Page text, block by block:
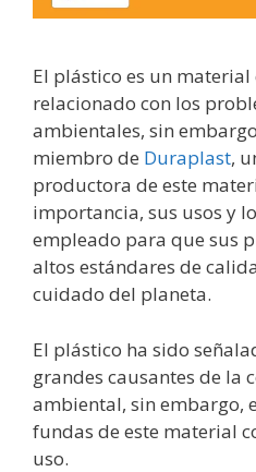
El plástico es un
relacionado con los
ambientales, sin
miembro de Duraplast,
productora de este
importancia, sus usos y
empleado para que sus
altos estándares de
cuidado del planeta.
El plástico ha sido
grandes causantes de la
ambiental, sin embargo,
fundas de este material
uso.